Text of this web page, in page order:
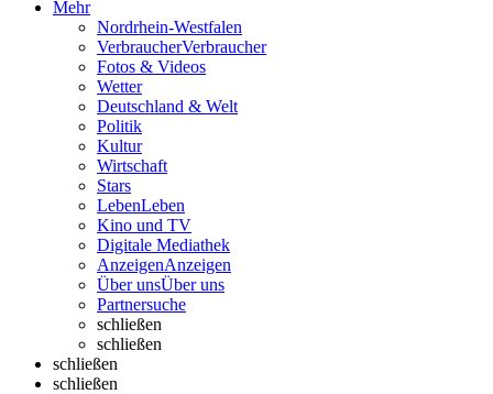
Mehr
Nordrhein-Westfalen
VerbraucherVerbraucher
Fotos & Videos
Wetter
Deutschland & Welt
Politik
Kultur
Wirtschaft
Stars
LebenLeben
Kino und TV
Digitale Mediathek
AnzeigenAnzeigen
Über unsÜber uns
Partnersuche
schließen
schließen
schließen
schließen